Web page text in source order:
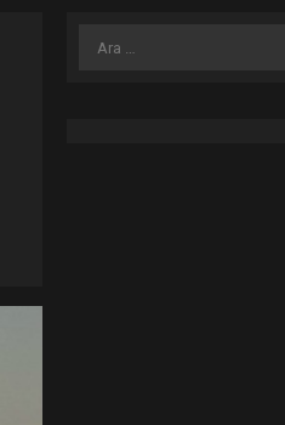
Arama: